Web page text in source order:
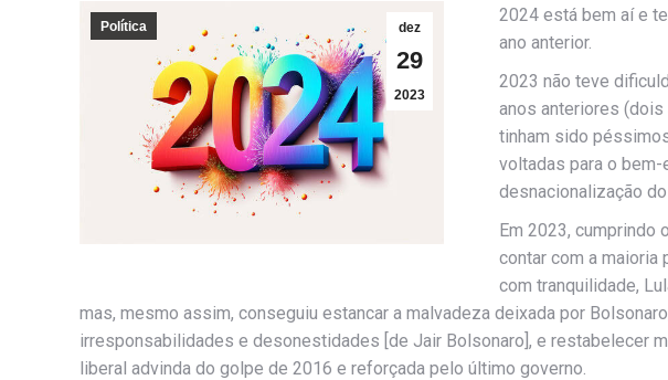
dez
29
2023
Política
2024 está bem aí e
ano anterior.
2023 não teve
anos anteriores
tinham sido
voltadas para o
desnacionalização
Em 2023, cumprindo
contar com a maioria
com tranquilidade,
mas, mesmo assim, conseguiu estancar a malvadeza deixada por
irresponsabilidades e desonestidades [de Jair Bolsonaro], e restabelecer
liberal advinda do golpe de 2016 e reforçada pelo último governo.